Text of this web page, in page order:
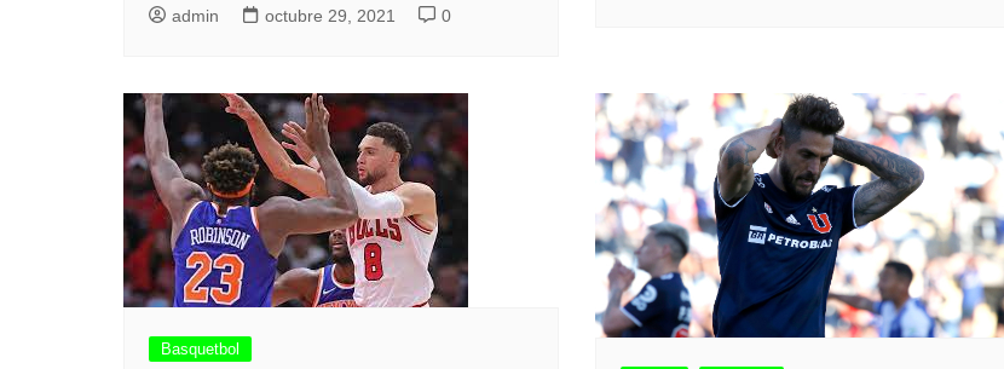
admin octubre 29, 2021 0
Basquetbol